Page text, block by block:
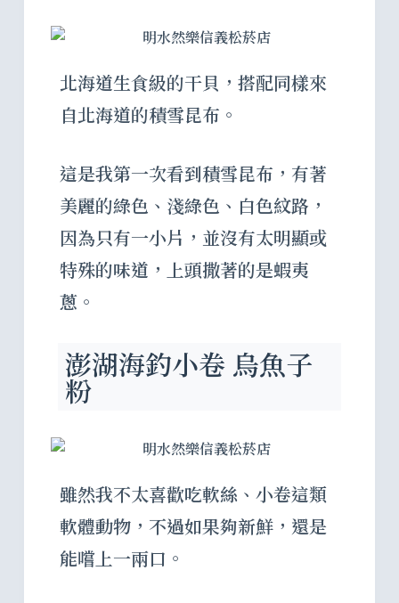
北海道生食級的干貝，搭配同樣來
自北海道的積雪昆布。
這是我第一次看到積雪昆布，有著
美麗的綠色、淺綠色、白色紋路，
因為只有一小片，並沒有太明顯或
特殊的味道，上頭撒著的是蝦夷
蔥。
澎湖海釣小卷 烏魚子
粉
雖然我不太喜歡吃軟絲、小卷這類
軟體動物，不過如果夠新鮮，還是
能嚐上一兩口。